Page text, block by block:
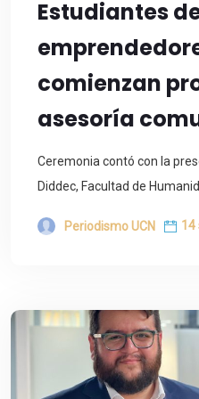
Estudiantes
comienzan
asesoría
Ceremonia contó con la
Diddec, Facultad de
Periodismo UCN 14